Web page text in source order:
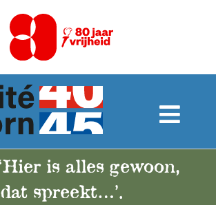
is alles gewoon,
dat spreekt…’.